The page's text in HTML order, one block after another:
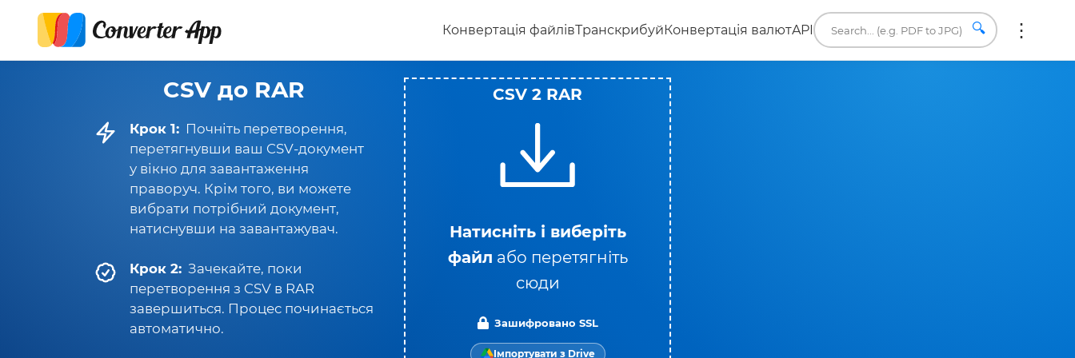
Конвертація файлівТранскрибуйКонвертація валютAPI 🔍
CSV до RAR
Крок 1: Почніть перетворення,
перетягнувши ваш CSV-документ
у вікно для завантаження
праворуч. Крім того, ви можете
вибрати потрібний документ,
натиснувши на завантажувач.
Крок 2: Зачекайте, поки
перетворення з CSV в RAR
завершиться. Процес починається
автоматично.
CSV 2 RAR
Натисніть і виберіть
файл або перетягніть
сюди
Зашифровано SSL
Імпортувати з Drive